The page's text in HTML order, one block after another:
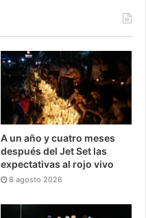
A un año y cuatro meses
después del Jet Set las
expectativas al rojo vivo
8 agosto 2026